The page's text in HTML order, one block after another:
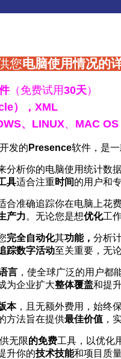
您电脑使用情况的
（免费试用30天）
）， XML
、 LINUX、 MAC OS
开发的 Presence软件，是
分析你的电脑使用统计数
具适合注重时间的用户和
合准确追踪你在电脑上花
产力。无论您是想优化工
完全自动化其功能， 分析
踪数字活动至关重要，无
言 ，使全球广泛的用户都
为企业扩大整体覆盖和提
本，且无额外费用，始终
方法旨在提供最佳价值 ，
无限的免费工具，以优化
升你的技术技能和项目质